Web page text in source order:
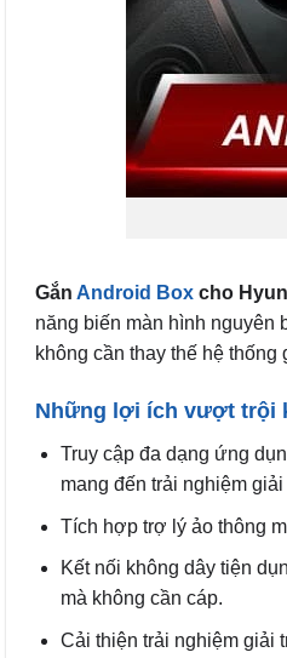
Gắn Android Box cho
năng biến màn hình nguyên
không cần thay thế hệ thống
Những lợi ích vượt trội
Truy cập đa dạng ứng
mang đến trải nghiệm
Tích hợp trợ lý ảo thông
Kết nối không dây tiện
mà không cần cáp.
Cải thiện trải nghiệm giải